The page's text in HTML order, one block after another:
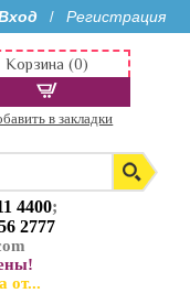
/ Регистрация
4400;
2777
от...
Корзина (0)
в закладки